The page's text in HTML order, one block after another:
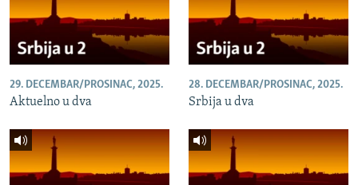
29. DECEMBAR/PROSINAC, 2025.
Aktuelno u dva
28. DECEMBAR/PROSINAC, 2025.
Srbija u dva